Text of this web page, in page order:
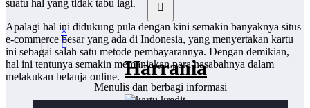
×
Harrania
Menulis dan berbagi informasi
suatu hal yang tidak tabu lagi.
Apalagi hal ini didukung pula dengan kini semakin banyaknya situs
e-commerce besar yang ada di Indonesia, yang menyertakan kartu
ini sebagai salah satu metode pembayarannya. Dengan demikian,
hal ini tentunya semakin memanjakan para nasabahnya dalam
melakukan belanja online.